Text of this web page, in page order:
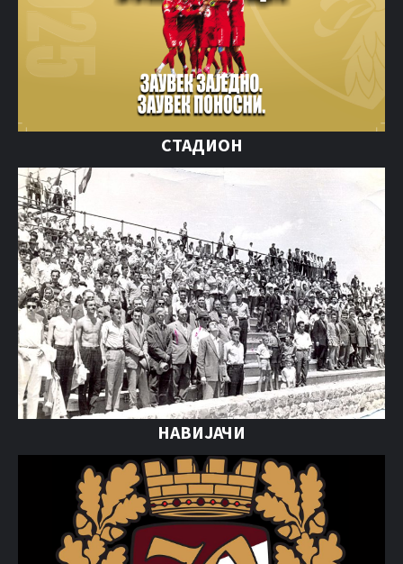
СТАДИОН
НАВИЈАЧИ